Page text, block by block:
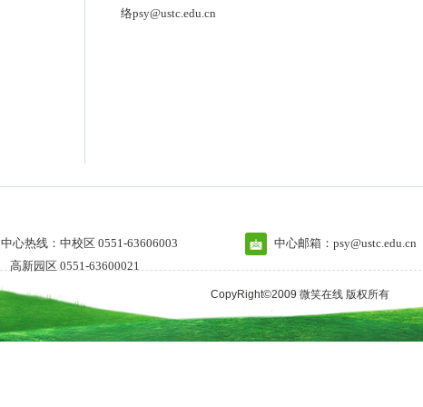
络psy@ustc.edu.cn
中心热线：中校区 0551-63606003
高新园区 0551-63600021
中心邮箱：psy@ustc.edu.cn
CopyRight©2009 微笑在线 版权所有